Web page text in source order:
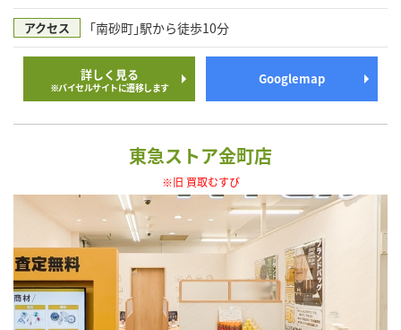
アクセス ｢南砂町｣駅から徒歩10分
詳しく見る
※バイセルサイトに遷移します
Googlemap
東急ストア金町店
※旧 買取むすび